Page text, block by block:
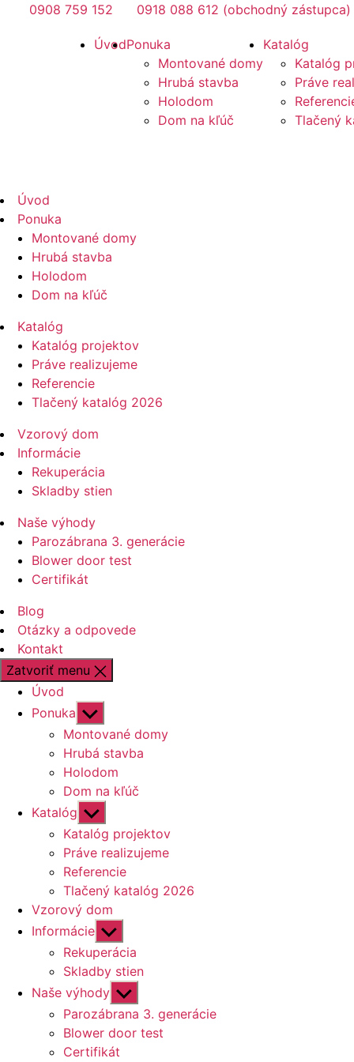
Preskočiť0908 759 152 0918 088 612 (obchodný zástupca)
Mirano
ÚvodPonuka
Montované domy
Hrubá stavba
Holodom
Dom na kľúč
Katalóg
Katalóg
Práve
Tlačený
Úvod
Ponuka
Montované domy
Hrubá stavba
Holodom
Dom na kľúč
Katalóg
Katalóg projektov
Práve realizujeme
Referencie
Tlačený katalóg 2026
Vzorový dom
Informácie
Rekuperácia
Skladby stien
Naše výhody
Parozábrana 3. generácie
Blower door test
Certifikát
Blog
Otázky a odpovede
Kontakt
Zatvoriť menu
Úvod
Ponuka Zobraziť
druhú
úroveň
navigácie
Montované domy
Hrubá stavba
Holodom
Dom na kľúč
Katalóg Zobraziť
druhú
úroveň
navigácie
Katalóg projektov
Práve realizujeme
Referencie
Tlačený katalóg 2026
Vzorový dom
Informácie Zobraziť
druhú
úroveň
navigácie
Rekuperácia
Skladby stien
Naše výhody Zobraziť
druhú
úroveň
navigácie
Parozábrana 3. generácie
Blower door test
Certifikát